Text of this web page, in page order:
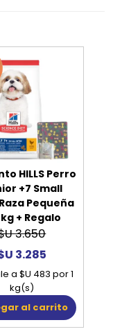
HILLS Perro
+7 Small
Pequeña
+ Regalo
3.650
3.285
a $U 483 por 1
kg(s)
al carrito